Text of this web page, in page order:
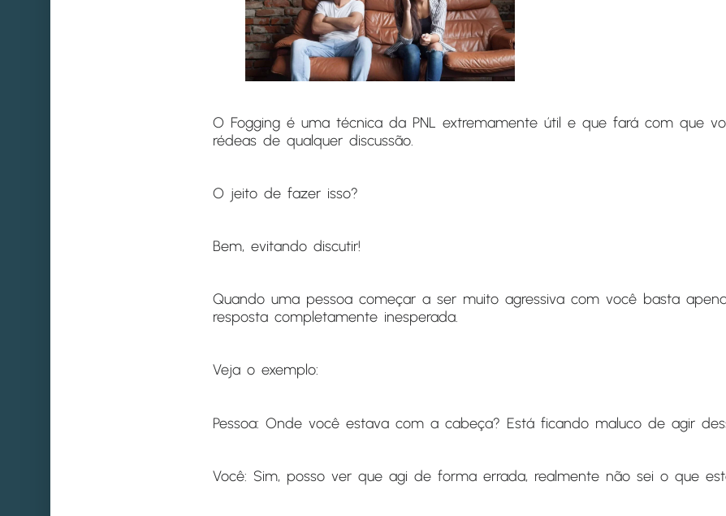
O Fogging é uma técnica da PNL extremamente útil e que fará com que
rédeas de qualquer discussão.
O jeito de fazer isso?
Bem, evitando discutir!
Quando uma pessoa começar a ser muito agressiva com você basta
resposta completamente inesperada.
Veja o exemplo:
Pessoa: Onde você estava com a cabeça? Está ficando maluco de agir
Você: Sim, posso ver que agi de forma errada, realmente não sei o que